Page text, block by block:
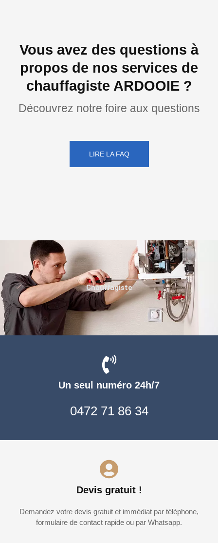
Vous avez des questions à
propos de nos services de
chauffagiste ARDOOIE ?
Découvrez notre foire aux questions
LIRE LA FAQ
Un seul numéro 24h/7
0472 71 86 34
Devis gratuit !
Demandez votre devis gratuit et immédiat par téléphone,
formulaire de contact rapide ou par Whatsapp.
Chauffagiste